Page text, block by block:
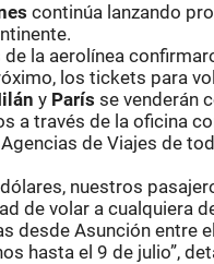
continúa lanzando
la aerolínea
los tickets para
y París se venderán
a través de la oficina
de Viajes de
nuestros
de volar a cualquiera
desde Asunción entre
hasta el 9 de julio”,